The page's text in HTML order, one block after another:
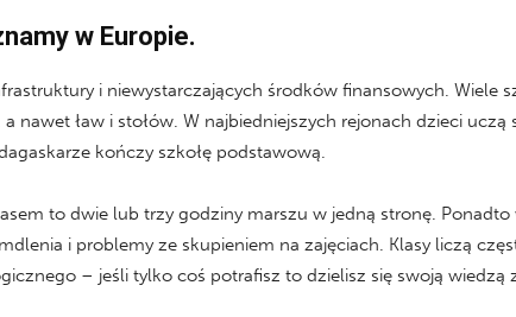
w Europie.
i niewystarczających środków finansowych. Wiele
ław i stołów. W najbiedniejszych rejonach dzieci uczą
kończy szkołę podstawową.
to dwie lub trzy godziny marszu w jedną stronę. Ponadto
i problemy ze skupieniem na zajęciach. Klasy liczą
– jeśli tylko coś potrafisz to dzielisz się swoją wiedzą